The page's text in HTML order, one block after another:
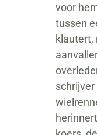
voor
tussen
klautert,